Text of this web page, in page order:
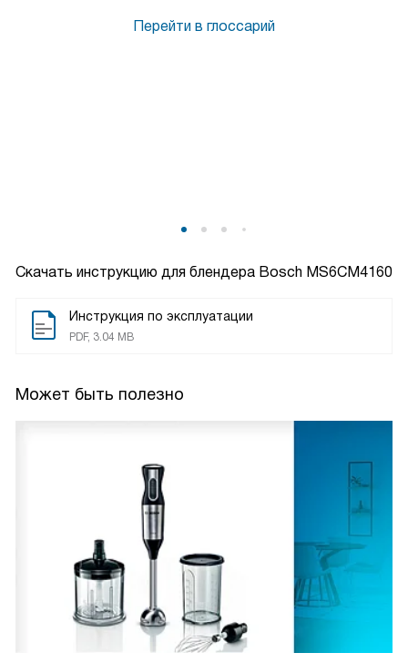
Скачать инструкцию для блендера Bosch MS6CM4160
Инструкция по эксплуатации
PDF, 3.04 MB
Может быть полезно
Перейти в глоссарий